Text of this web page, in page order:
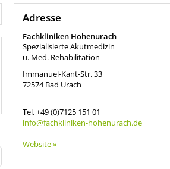
Adresse
Fachkliniken Hohenurach
Spezialisierte Akutmedizin
u. Med. Rehabilitation
Immanuel-Kant-Str. 33
72574 Bad Urach
Tel.+49 (0)7125 151 01
info@fachkliniken-hohenurach.de
Website »